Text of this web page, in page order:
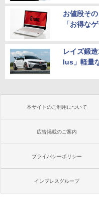
お値段そ
「お得な
レイズ鍛
lus」軽量
本サイトのご利用について
広告掲載のご案内
プライバシーポリシー
インプレスグループ